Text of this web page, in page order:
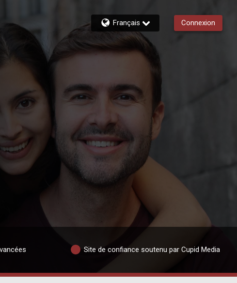
Français Connexion
Site de confiance soutenu par Cupid Media